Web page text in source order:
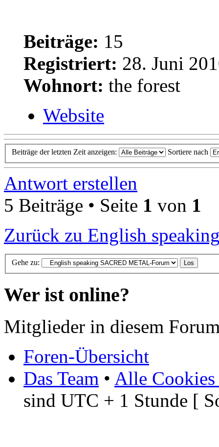
Beiträge: 15
Registriert: 28. Juni
Wohnort: the forest
Website
Beiträge der letzten Zeit anzeigen: Sortiere nach
Antwort erstellen
5 Beiträge • Seite 1 von 1
Zurück zu English
Gehe zu:
Wer ist online?
Mitglieder in diesem
Foren-Übersicht
Das Team • Alle Cookies
sind UTC + 1 Stunde [